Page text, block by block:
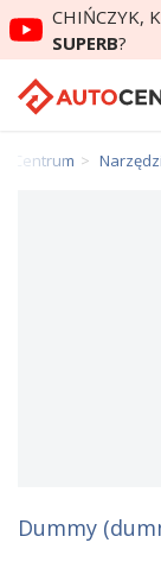
CHIŃCZYK,
SUPERB?
Dummy